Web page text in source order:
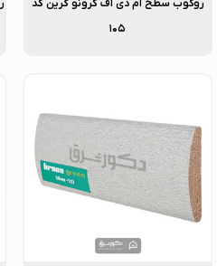
روکوب سطح ام دی اف کرونو گرین کد
۱۰۵